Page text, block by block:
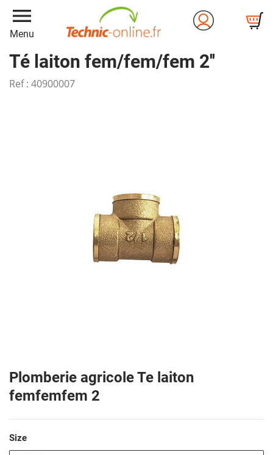
menu
Menu
Té laiton fem/fem/fem 2''
Ref : 40900007
Plomberie agricole Te laiton
femfemfem 2
Size